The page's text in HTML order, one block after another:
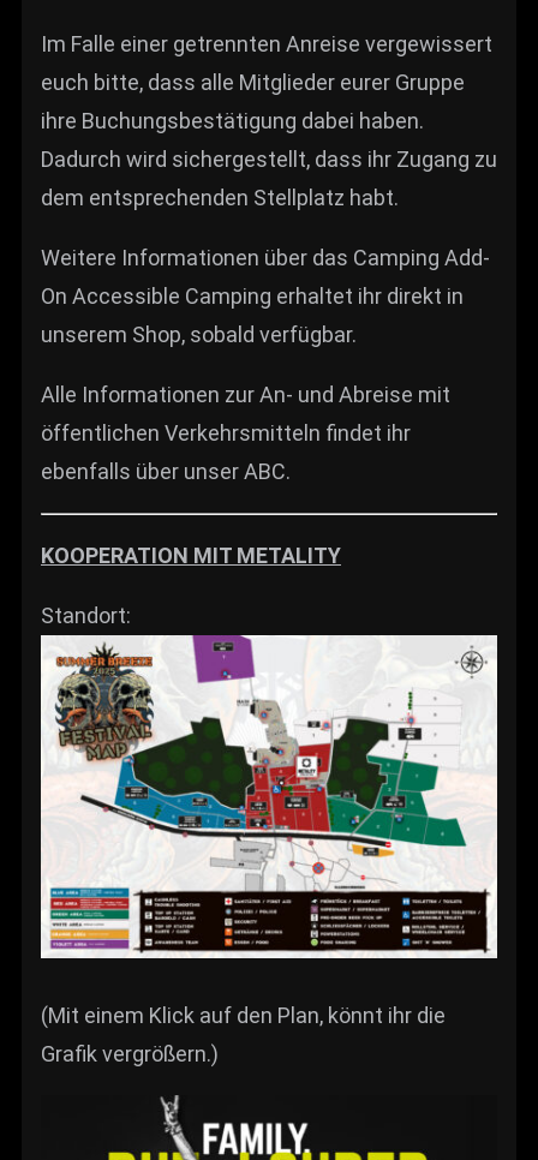
Im Falle einer getrennten Anreise vergewissert
euch bitte, dass alle Mitglieder eurer Gruppe
ihre Buchungsbestätigung dabei haben.
Dadurch wird sichergestellt, dass ihr Zugang zu
dem entsprechenden Stellplatz habt.
Weitere Informationen über das Camping Add-
On Accessible Camping erhaltet ihr direkt in
unserem Shop, sobald verfügbar.
Alle Informationen zur An- und Abreise mit
öffentlichen Verkehrsmitteln findet ihr
ebenfalls über unser ABC.
KOOPERATION MIT METALITY
Standort:
(Mit einem Klick auf den Plan, könnt ihr die
Grafik vergrößern.)